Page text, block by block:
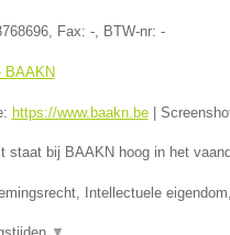
, Fax: -, BTW-nr: -
BAAKN
https://www.baakn.be|
staat bij BAAKN hoog in het
Intellectuele